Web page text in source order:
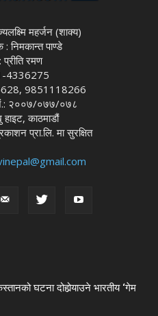
महर्जन (शाक्य)
: निमकान्त पाण्डे
रमण
4336275
9851118266
नं.: २००७/०७७/०७८
हाइट, काठमाडौं
प्रा.लि. मा सुरक्षित
घटना दोहोर्‍याउने भारतीय ‘गेम